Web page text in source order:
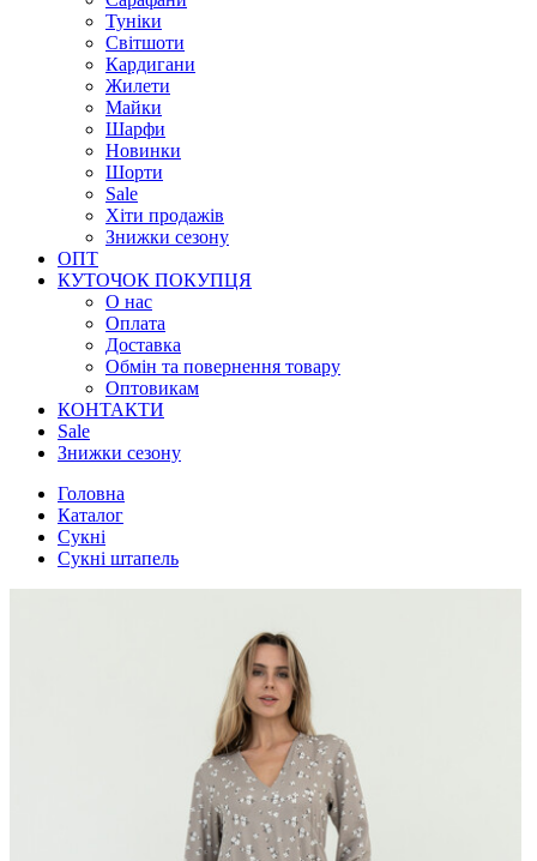
Туніки
Світшоти
Кардигани
Жилети
Майки
Шарфи
Новинки
Шорти
Sale
Хіти продажів
Знижки сезону
ОПТ
КУТОЧОК ПОКУПЦЯ
О нас
Оплата
Доставка
Обмін та повернення товару
Оптовикам
КОНТАКТИ
Sale
Знижки сезону
Головна
Каталог
Сукні
Сукні штапель